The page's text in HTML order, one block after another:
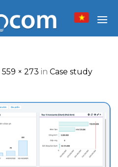
559 × 273 in Case study